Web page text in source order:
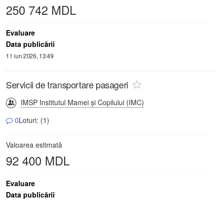
250 742 MDL
Evaluare
Data publicării
11 iun 2026, 13:49
Servicii de transportare pasageri
IMSP Institutul Mamei și Copilului (IMC)
0Loturi: (1)
Valoarea estimată
92 400 MDL
Evaluare
Data publicării